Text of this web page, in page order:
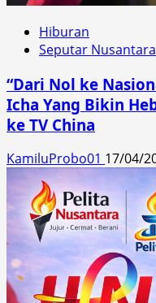
Hiburan
Seputar Nusantara
“Dari Nol ke
Icha Yang Bikin
ke TV China
KamiluProbo01 17/04/